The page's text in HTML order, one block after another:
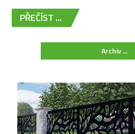
PŘEČÍST ...
Archiv ...